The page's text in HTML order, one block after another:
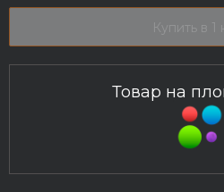
Купить в 1
Товар на